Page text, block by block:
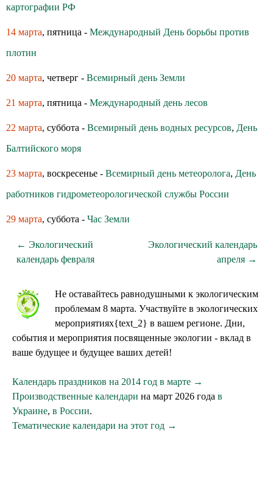
картографии РФ
14 марта, пятница - Международный День борьбы против
плотин
20 марта, четверг - Всемирный день Земли
21 марта, пятница - Международный день лесов
22 марта, суббота - Всемирный день водных ресурсов, День
Балтийского моря
23 марта, воскресенье - Всемирный день метеоролога, День
работников гидрометеорологической службы России
29 марта, суббота - Час Земли
← Экологический
календарь февраля
Экологический календарь
апреля →
Не оставайтесь равнодушными к экологическим
проблемам 8 марта. Участвуйте в экологических
мероприятиях{text_2} в вашем регионе. Дни,
события и мероприятия посвященные экологии - вклад в
ваше будущее и будущее ваших детей!
Календарь праздников на 2014 год в марте →
Производственные календари на март 2026 года в
Украине, в России.
Тематические календари на этот год →